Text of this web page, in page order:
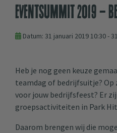
EventSummit 2019 -
Datum: 31 januari 2019 10:30 -
Heb je nog geen keuze
teamdag of bedrijfsuitje?
voor jouw bedrijfsfeest? Er
groepsactiviteiten in Park
Daarom brengen wij die